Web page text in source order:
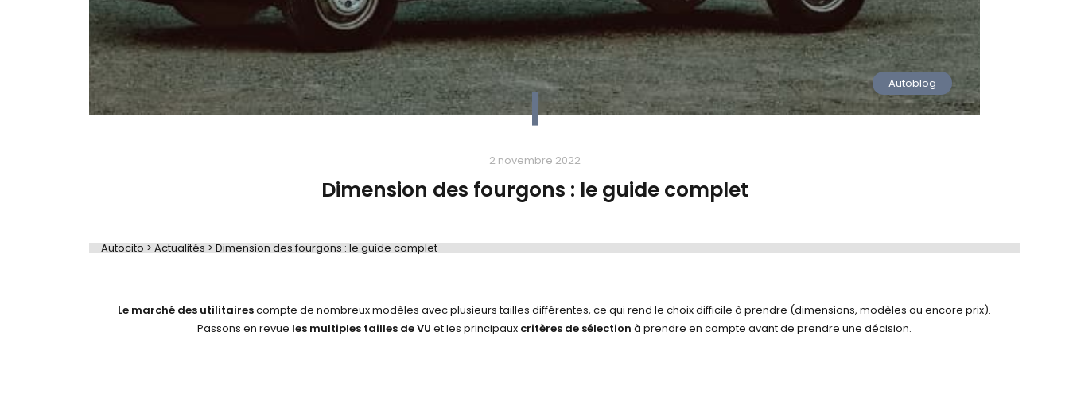
Autoblog
2 novembre 2022
Dimension des fourgons : le guide complet
Autocito > Actualités > Dimension des fourgons : le guide complet
Le marché des utilitairescompte de nombreux modèles avec plusieurs tailles différentes, ce qui rend le choix difficile à prendre (dimensions, modèles ou encore prix).
Passons en revue les multiples tailles de VU et les principaux critères de sélection à prendre en compte avant de prendre une décision.